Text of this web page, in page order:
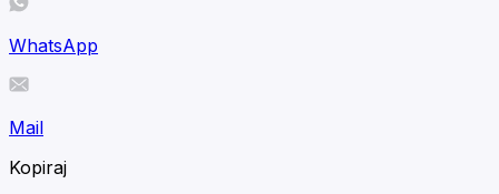
WhatsApp
Mail
Kopiraj